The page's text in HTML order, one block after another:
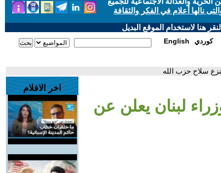
نالها أعلام في الفكر والثقافة
هنا لاستخدام الموقع البديل
English كوردي
سلاح حزب الله
لبنان يعلن عن
اخر الافلام